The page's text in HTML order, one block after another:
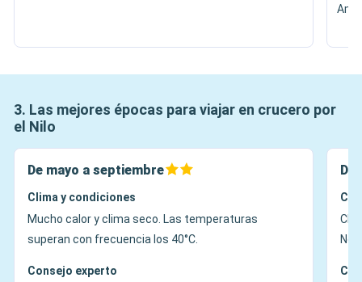
3. Las mejores épocas para viajar en crucero por
el Nilo
De mayo a septiembre
Clima y condiciones
Mucho calor y clima seco. Las temperaturas
superan con frecuencia los 40°C.
Consejo experto